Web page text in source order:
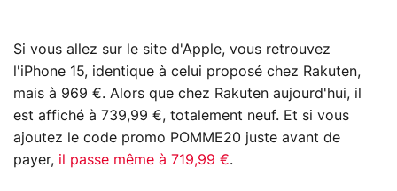
Si vous allez sur le site d'Apple, vous retrouvez
l'iPhone 15, identique à celui proposé chez Rakuten,
mais à 969 €. Alors que chez Rakuten aujourd'hui, il
est affiché à 739,99 €, totalement neuf. Et si vous
ajoutez le code promo POMME20 juste avant de
payer, il passe même à 719,99 €.